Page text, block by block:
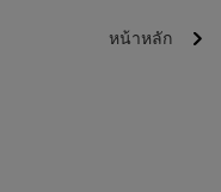
หน้าหลัก